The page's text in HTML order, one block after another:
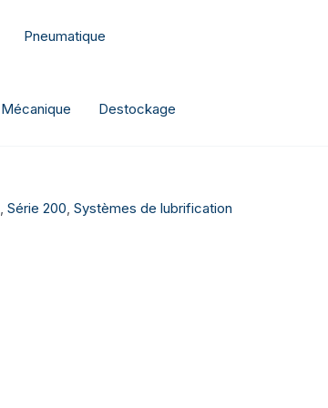
Pneumatique
Mécanique Destockage
, Série 200, Systèmes de lubrification